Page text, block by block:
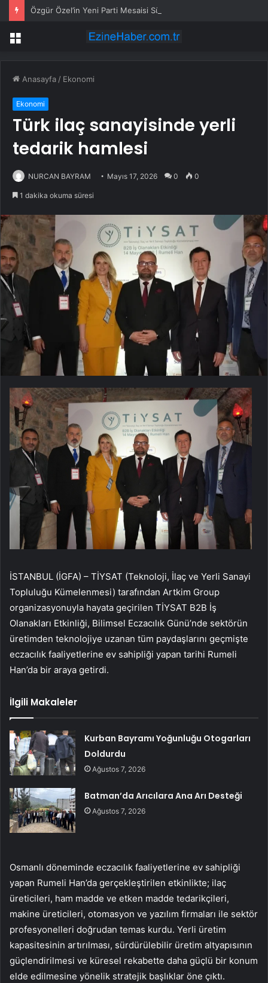
Menü
Anasayfa / Ekonomi
Ekonomi
Türk ilaç sanayisinde yerli
tedarik hamlesi
NURCAN BAYRAM Mayıs 17, 2026 0 0
1 dakika okuma süresi
İSTANBUL (İGFA) – TİYSAT (Teknoloji, İlaç ve Yerli Sanayi
Topluluğu Kümelenmesi) tarafından Artkim Group
organizasyonuyla hayata geçirilen TİYSAT B2B İş
Olanakları Etkinliği, Bilimsel Eczacılık Günü’nde sektörün
üretimden teknolojiye uzanan tüm paydaşlarını geçmişte
eczacılık faaliyetlerine ev sahipliği yapan tarihi Rumeli
Han’da bir araya getirdi.
İlgili Makaleler
Kurban Bayramı Yoğunluğu Otogarları
Doldurdu
Ağustos 7, 2026
Batman’da Arıcılara Ana Arı Desteği
Ağustos 7, 2026
Osmanlı döneminde eczacılık faaliyetlerine ev sahipliği
yapan Rumeli Han’da gerçekleştirilen etkinlikte; ilaç
üreticileri, ham madde ve etken madde tedarikçileri,
makine üreticileri, otomasyon ve yazılım firmaları ile sektör
profesyonelleri doğrudan temas kurdu. Yerli üretim
kapasitesinin artırılması, sürdürülebilir üretim altyapısının
güçlendirilmesi ve küresel rekabette daha güçlü bir konum
elde edilmesine yönelik stratejik başlıklar öne çıktı.